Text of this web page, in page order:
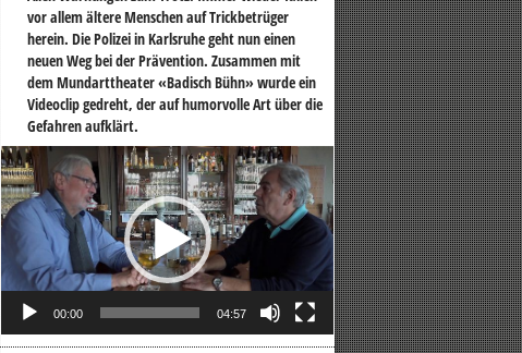
vor allem ältere Menschen auf Trickbetrüger
herein. Die Polizei in Karlsruhe geht nun einen
neuen Weg bei der Prävention. Zusammen mit
dem Mundarttheater «Badisch Bühn» wurde ein
Videoclip gedreht, der auf humorvolle Art über die
Gefahren aufklärt.
Video-
Player
00:00 04:57